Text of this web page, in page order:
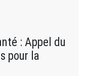
: Appel du
pour la